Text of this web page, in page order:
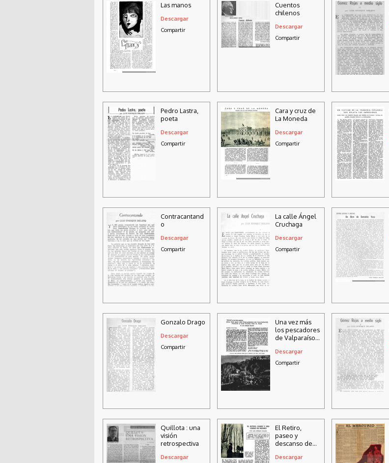
Las manos
Descargar
Compartir
Cuentos
chilenos
Descargar
Compartir
Pedro Lastra,
poeta
Descargar
Compartir
Cara y cruz de
La Moneda
Descargar
Compartir
Contracantand
o
Descargar
Compartir
La calle Ángel
Cruchaga
Descargar
Compartir
Gonzalo Drago
Descargar
Compartir
Una vez más
los pescadores
de Valparaíso
Pedro por el
mar
Descargar
Compartir
Quillota : una
visión
retrospectiva
Descargar
El Retiro,
paseo y
descanso de
Descargar